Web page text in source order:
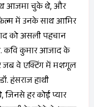
आजमा चुके थे, और
में उनके साथ आमिर
को असली पहचान
कवि कुमार आजाद के
जब वे एक्टिंग में मशगूल
हंसराज हाथी
हर कोई प्यार